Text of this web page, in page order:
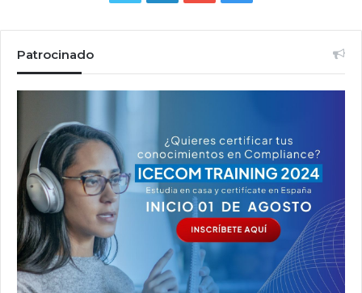
Patrocinado